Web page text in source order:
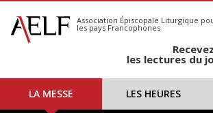
S'abonner
Calendrier
Association Épiscopale Liturgique
les pays Francophones
les lectures du
LA MESSE LES HEURES